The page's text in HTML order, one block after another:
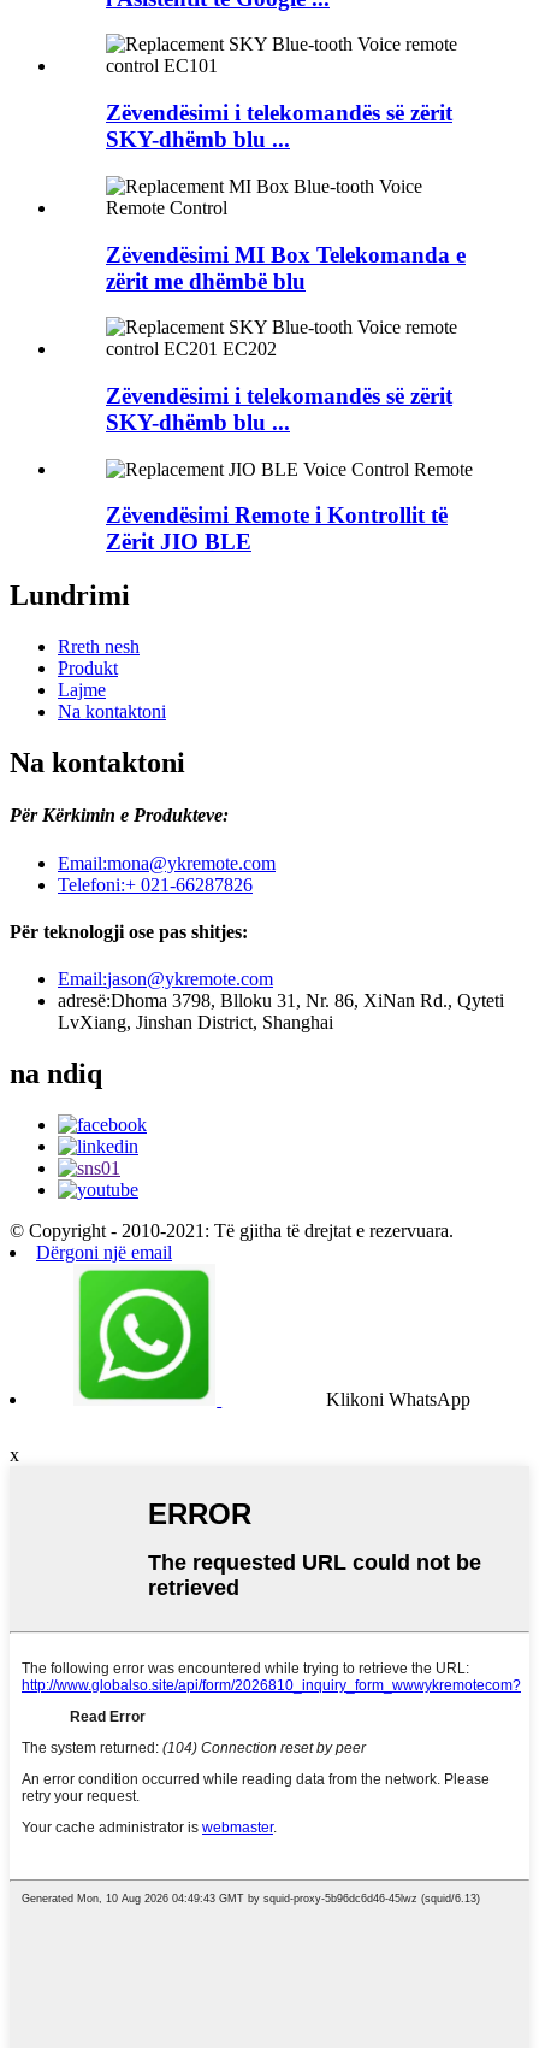
Zëvendësimi i telekomandës së zërit
SKY-dhëmb blu ...
Zëvendësimi MI Box Telekomanda e
zërit me dhëmbë blu
Zëvendësimi i telekomandës së zërit
SKY-dhëmb blu ...
Zëvendësimi Remote i Kontrollit të
Zërit JIO BLE
Lundrimi
Rreth nesh
Produkt
Lajme
Na kontaktoni
Na kontaktoni
Për Kërkimin e Produkteve:
Email:mona@ykremote.com
Telefoni:+ 021-66287826
Për teknologji ose pas shitjes:
Email:jason@ykremote.com
adresë:Dhoma 3798, Blloku 31, Nr. 86, XiNan Rd., Qyteti
LvXiang, Jinshan District, Shanghai
na ndiq
© Copyright - 2010-2021: Të gjitha të drejtat e rezervuara.
Dërgoni një email
Klikoni WhatsApp
x